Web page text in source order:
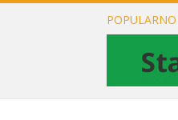
POPULARNO